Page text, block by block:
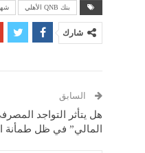
بنك QNB الأهلي
شارك
السابق
هل يتأثر التواجد
المالي” في ظل طمأنة